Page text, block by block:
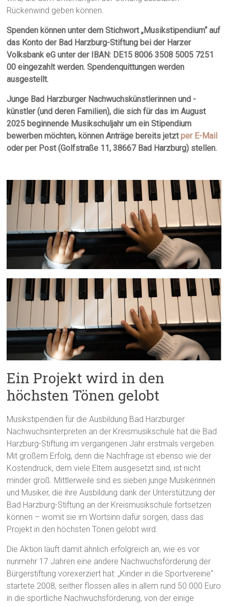
Rückenwind geben können.
Spenden können unter dem Stichwort „Musikstipendium“ auf
das Konto der Bad Harzburg-Stiftung bei der Harzer
Volksbank eG unter der IBAN: DE15 8006 3508 5005 7251
00 eingezahlt werden. Spendenquittungen werden
ausgestellt.
Junge Bad Harzburger Nachwuchskünstlerinnen und -
künstler (und deren Familien), die sich für das im August
2025 beginnende Musikschuljahr um ein Stipendium
bewerben möchten, können Anträge bereits jetztper E-Mail
oder per Post (Golfstraße 11, 38667 Bad Harzburg) stellen.
Ein Projekt wird in den
höchsten Tönen gelobt
Musikstipendien für die Ausbildung Bad Harzburger
Nachwuchsinterpreten an der Kreismusikschule hat die Bad
Harzburg-Stiftung im vergangenen Jahr erstmals vergeben.
Mit großem Erfolg, denn die Nachfrage ist ebenso wie der
Kostendruck, dem viele Eltern ausgesetzt sind, ist nicht
minder groß. Mittlerweile sind es sieben junge Musikerinnen
und Musiker, die ihre Ausbildung dank der Unterstützung der
Bad Harzburg-Stiftung an der Kreismusikschule fortsetzen
können – womit sie im Wortsinn dafür sorgen, dass das
Projekt in den höchsten Tönen gelobt wird.
Die Aktion läuft damit ähnlich erfolgreich an, wie es vor
nunmehr 17 Jahren eine andere Nachwuchsförderung der
Bürgerstiftung vorexerziert hat: „Kinder in die Sportvereine“
startete 2008, seither flossen alles in allem rund 50.000 Euro
in die sportliche Nachwuchsförderung, von der einige